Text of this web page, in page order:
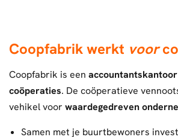
Coopfabrik werkt voor
Coopfabrik is een
coöperaties. De coöperatieve
vehikel voor waardegedreven
Samen met je buurtbewoners